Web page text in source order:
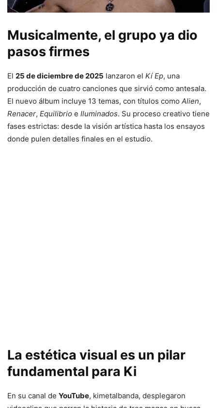
Musicalmente, el grupo ya dio
pasos firmes
El 25 de diciembre de 2025 lanzaron el Kí Ep, una
producción de cuatro canciones que sirvió como antesala.
El nuevo álbum incluye 13 temas, con títulos como Alien,
Renacer, Equilibrio e Iluminados. Su proceso creativo tiene
fases estrictas: desde la visión artística hasta los ensayos
donde pulen detalles finales en el estudio.
La estética visual es un pilar
fundamental para Ki
En su canal de YouTube, kimetalbanda, desplegaron